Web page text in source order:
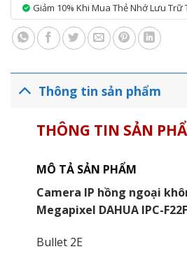
Giảm 10% Khi Mua Thẻ Nhớ Lưu Trữ
Thông tin sản phẩm
THÔNG TIN SẢN
MÔ TẢ SẢN PHẨM
Camera IP hồng ngoại
Megapixel DAHUA IPC-
Bullet 2E